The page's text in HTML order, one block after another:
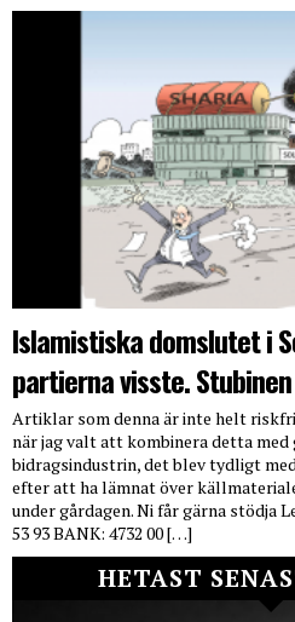
Islamistiska domslutet i
partierna visste.
Artiklar som denna är inte helt
när jag valt att kombinera detta med
bidragsindustrin, det blev tydligt
efter att ha lämnat över
under gårdagen. Ni får gärna stödja
53 93 BANK: 4732 00 […]
HETAST